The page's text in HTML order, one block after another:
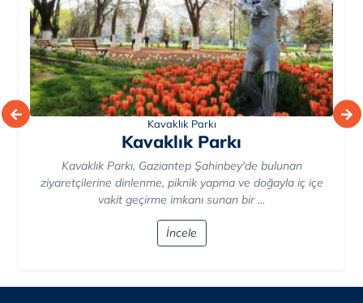
Kavaklık Parkı
Kavaklık Parkı
Kavaklık Parkı, Gaziantep Şahinbey'de bulunan
ziyaretçilerine dinlenme, piknik yapma ve doğayla iç içe
vakit geçirme imkanı sunan bir ...
İncele